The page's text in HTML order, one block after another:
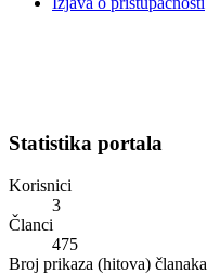
Statistika portala
Korisnici
3
Članci
475
Broj prikaza (hitova) članaka